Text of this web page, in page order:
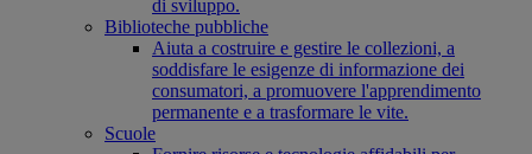
di sviluppo.
Biblioteche pubbliche
Aiuta a costruire e gestire le collezioni, a
soddisfare le esigenze di informazione dei
consumatori, a promuovere l'apprendimento
permanente e a trasformare le vite.
Scuole